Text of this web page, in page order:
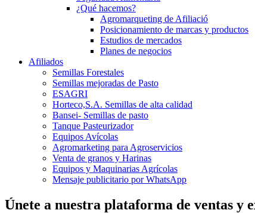
¿Qué hacemos?
Agromarqueting de Afiliació
Posicionamiento de marcas y productos
Estudios de mercados
Planes de negocios
Afiliados
Semillas Forestales
Semillas mejoradas de Pasto
ESAGRI
Horteco,S.A. Semillas de alta calidad
Bansei- Semillas de pasto
Tanque Pasteurizador
Equipos Avícolas
Agromarketing para Agroservicios
Venta de granos y Harinas
Equipos y Maquinarias Agrícolas
Mensaje publicitario por WhatsApp
Únete a nuestra plataforma de ventas y